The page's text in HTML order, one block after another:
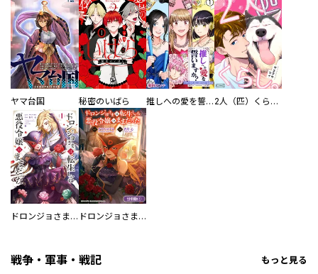
ヤマ台国 秘密のいばら 推しへの愛を誓いますか？～アラサー女子、推しは逃げぬが人生逃げる～ 2人（匹）くらし。
ドロンジョさまは転生しても悪役令嬢のままだった ドロンジョさまは転生しても悪役令嬢のままだった【分冊版】
戦争・軍事・戦記 もっと見る